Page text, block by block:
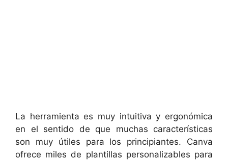
La herramienta es muy intuitiva y ergonómica
en el sentido de que muchas características
son muy útiles para los principiantes. Canva
ofrece miles de plantillas personalizables para